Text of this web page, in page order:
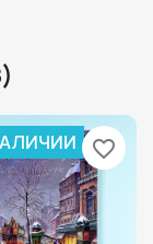
favorite_border